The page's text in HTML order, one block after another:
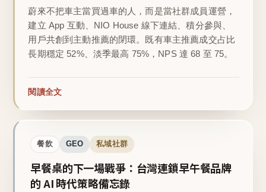
蔚來不把車主當買過車的人，而是當社群成員運營，
建立 App 互動、NIO House 線下連結、積分參與、
用戶共創到主動推薦的閉環。既有車主推薦成交占比
長期穩定 52%、淡季最高 75%，NPS 達 68 至 75。
閱讀全文
餐飲 GEO 私域社群
早餐桌的下一場戰爭：台灣連鎖早午餐品牌
的 AI 時代策略備忘錄